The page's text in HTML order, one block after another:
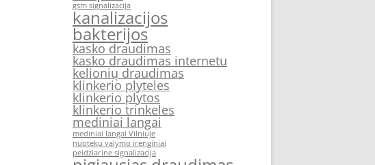
gsm signalizacija
kanalizacijos
bakterijos
kasko draudimas
kasko draudimas internetu
kelionių draudimas
klinkerio plyteles
klinkerio plytos
klinkerio trinkeles
mediniai langai
mediniai langai Vilniuje
nuoteku valymo irenginiai
peidziarine signalizacija